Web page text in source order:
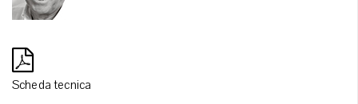
Scheda tecnica